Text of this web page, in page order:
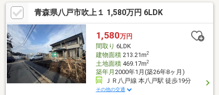
徒歩9分・ローソン八戸石堂店 400ｍ/徒歩6分・八戸市立下長
小学校 650ｍ/徒歩9分・八戸市立下長中学校 600ｍ/徒歩8
分見学をご希望の方は【見学希望する】よりご予約ください！
青森県八戸市吹上１ 1,580万円 6LDK
1,580万円
間取り 6LDK
建物面積213.21m2
土地面積469.17m2
築年月 2000年1月(築26年8ヶ月)
ＪＲ八戸線 本八戸駅 徒歩19分
その他の交通